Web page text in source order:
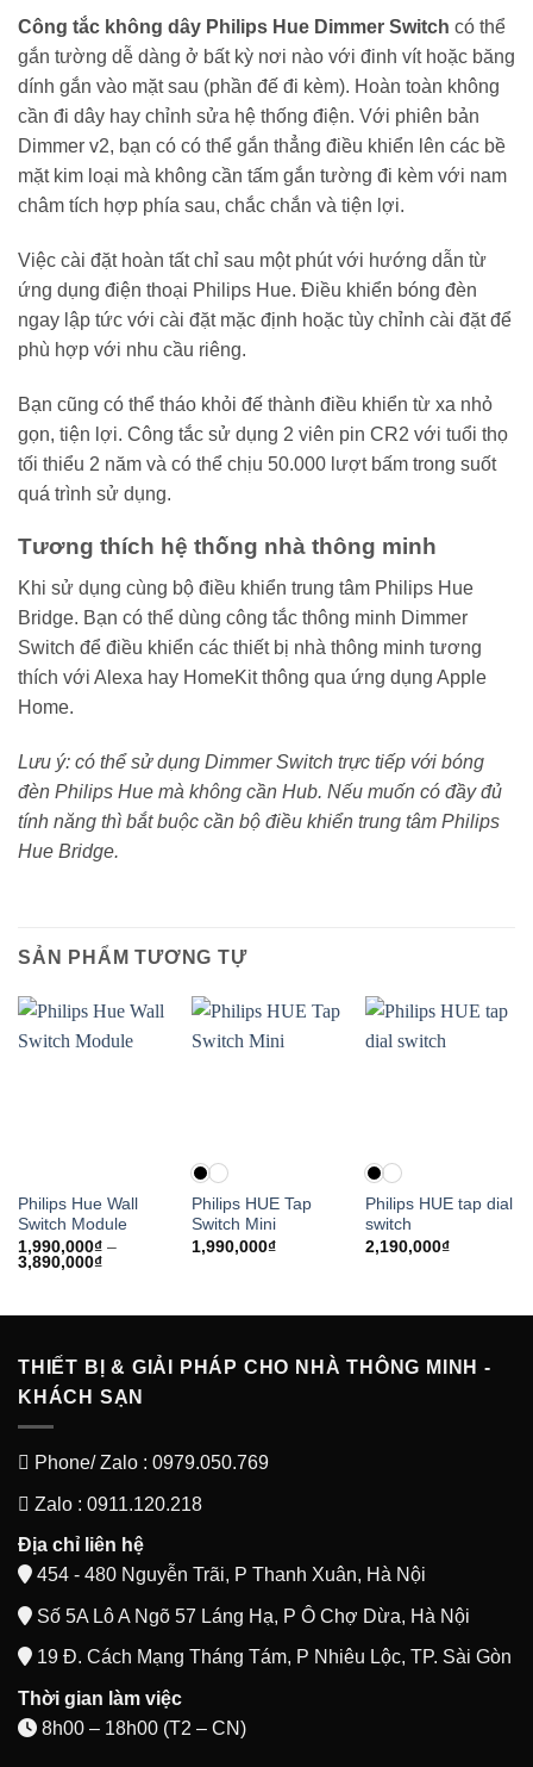
Công tắc không dây Philips Hue Dimmer Switch có thể
gắn tường dễ dàng ở bất kỳ nơi nào với đinh vít hoặc băng
dính gắn vào mặt sau (phần đế đi kèm). Hoàn toàn không
cần đi dây hay chỉnh sửa hệ thống điện. Với phiên bản
Dimmer v2, bạn có có thể gắn thẳng điều khiển lên các bề
mặt kim loại mà không cần tấm gắn tường đi kèm với nam
châm tích hợp phía sau, chắc chắn và tiện lợi.
Việc cài đặt hoàn tất chỉ sau một phút với hướng dẫn từ
ứng dụng điện thoại Philips Hue. Điều khiển bóng đèn
ngay lập tức với cài đặt mặc định hoặc tùy chỉnh cài đặt để
phù hợp với nhu cầu riêng.
Bạn cũng có thể tháo khỏi đế thành điều khiển từ xa nhỏ
gọn, tiện lợi. Công tắc sử dụng 2 viên pin CR2 với tuổi thọ
tối thiểu 2 năm và có thể chịu 50.000 lượt bấm trong suốt
quá trình sử dụng.
Tương thích hệ thống nhà thông minh
Khi sử dụng cùng bộ điều khiển trung tâm Philips Hue
Bridge. Bạn có thể dùng công tắc thông minh Dimmer
Switch để điều khiển các thiết bị nhà thông minh tương
thích với Alexa hay HomeKit thông qua ứng dụng Apple
Home.
Lưu ý: có thể sử dụng Dimmer Switch trực tiếp với bóng
đèn Philips Hue mà không cần Hub. Nếu muốn có đầy đủ
tính năng thì bắt buộc cần bộ điều khiển trung tâm Philips
Hue Bridge.
SẢN PHẨM TƯƠNG TỰ
Philips Hue Wall
Switch Module
1,990,000₫ –
3,890,000₫Khoảng
Philips HUE Tap
Switch Mini
1,990,000₫
Philips HUE tap dial
switch
2,190,000₫
THIẾT BỊ & GIẢI PHÁP CHO NHÀ THÔNG MINH -
KHÁCH SẠN
Phone/ Zalo : 0979.050.769
Zalo : 0911.120.218
Địa chỉ liên hệ
454 - 480 Nguyễn Trãi, P Thanh Xuân, Hà Nội
Số 5A Lô A Ngõ 57 Láng Hạ, P Ô Chợ Dừa, Hà Nội
19 Đ. Cách Mạng Tháng Tám, P Nhiêu Lộc, TP. Sài Gòn
Thời gian làm việc
8h00 – 18h00 (T2 – CN)